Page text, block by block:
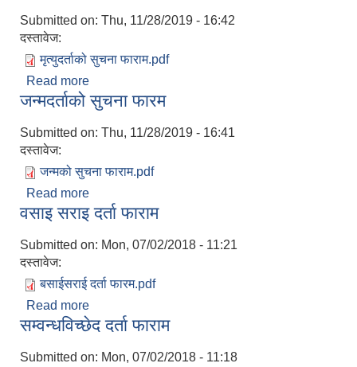
Submitted on: Thu, 11/28/2019 - 16:42
दस्तावेज:
मृत्युदर्ताको सुचना फाराम.pdf
Read more
जन्मदर्ताको सुचना फारम
Submitted on: Thu, 11/28/2019 - 16:41
दस्तावेज:
जन्मको सुचना फाराम.pdf
Read more
वसाइ सराइ दर्ता फाराम
Submitted on: Mon, 07/02/2018 - 11:21
दस्तावेज:
बसाईसराई दर्ता फारम.pdf
Read more
सम्वन्धविच्छेद दर्ता फाराम
Submitted on: Mon, 07/02/2018 - 11:18